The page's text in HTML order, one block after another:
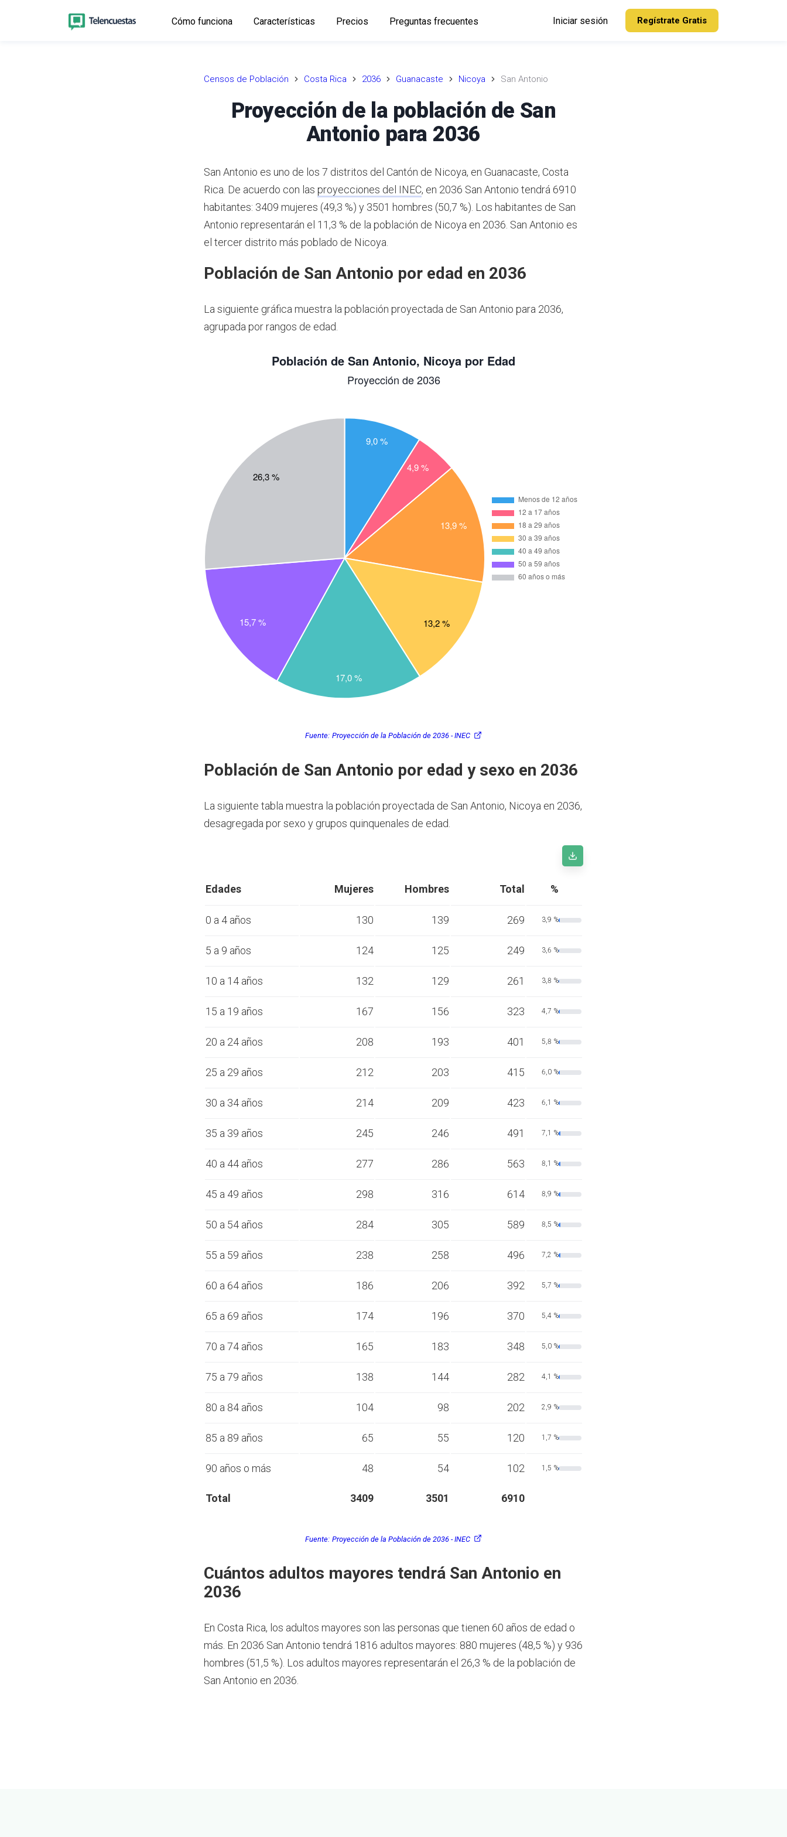
Cómo funciona Características Precios Preguntas frecuentes Iniciar sesión Regístrate Gratis
Censos de Población Costa Rica 2036 Guanacaste Nicoya San Antonio
Proyección de la población de San
Antonio para 2036
San Antonio es uno de los 7 distritos del Cantón de Nicoya, en Guanacaste, Costa
Rica. De acuerdo con las proyecciones del INEC, en 2036 San Antonio tendrá 6910
habitantes: 3409 mujeres (49,3 %) y 3501 hombres (50,7 %). Los habitantes de San
Antonio representarán el 11,3 % de la población de Nicoya en 2036. San Antonio es
el tercer distrito más poblado de Nicoya.
Población de San Antonio por edad en 2036
La siguiente gráfica muestra la población proyectada de San Antonio para 2036,
agrupada por rangos de edad.
Fuente: Proyección de la Población de 2036 - INEC
Población de San Antonio por edad y sexo en 2036
La siguiente tabla muestra la población proyectada de San Antonio, Nicoya en 2036,
desagregada por sexo y grupos quinquenales de edad.
Edades Mujeres Hombres Total %
0 a 4 años 130 139 269 3,9 %
5 a 9 años 124 125 249 3,6 %
10 a 14 años 132 129 261 3,8 %
15 a 19 años 167 156 323 4,7 %
20 a 24 años 208 193 401 5,8 %
25 a 29 años 212 203 415 6,0 %
30 a 34 años 214 209 423 6,1 %
35 a 39 años 245 246 491 7,1 %
40 a 44 años 277 286 563 8,1 %
45 a 49 años 298 316 614 8,9 %
50 a 54 años 284 305 589 8,5 %
55 a 59 años 238 258 496 7,2 %
60 a 64 años 186 206 392 5,7 %
65 a 69 años 174 196 370 5,4 %
70 a 74 años 165 183 348 5,0 %
75 a 79 años 138 144 282 4,1 %
80 a 84 años 104 98 202 2,9 %
85 a 89 años 65 55 120 1,7 %
90 años o más 48 54 102 1,5 %
Total 3409 3501 6910
Fuente: Proyección de la Población de 2036 - INEC
Cuántos adultos mayores tendrá San Antonio en
2036
En Costa Rica, los adultos mayores son las personas que tienen 60 años de edad o
más. En 2036 San Antonio tendrá 1816 adultos mayores: 880 mujeres (48,5 %) y 936
hombres (51,5 %). Los adultos mayores representarán el 26,3 % de la población de
San Antonio en 2036.